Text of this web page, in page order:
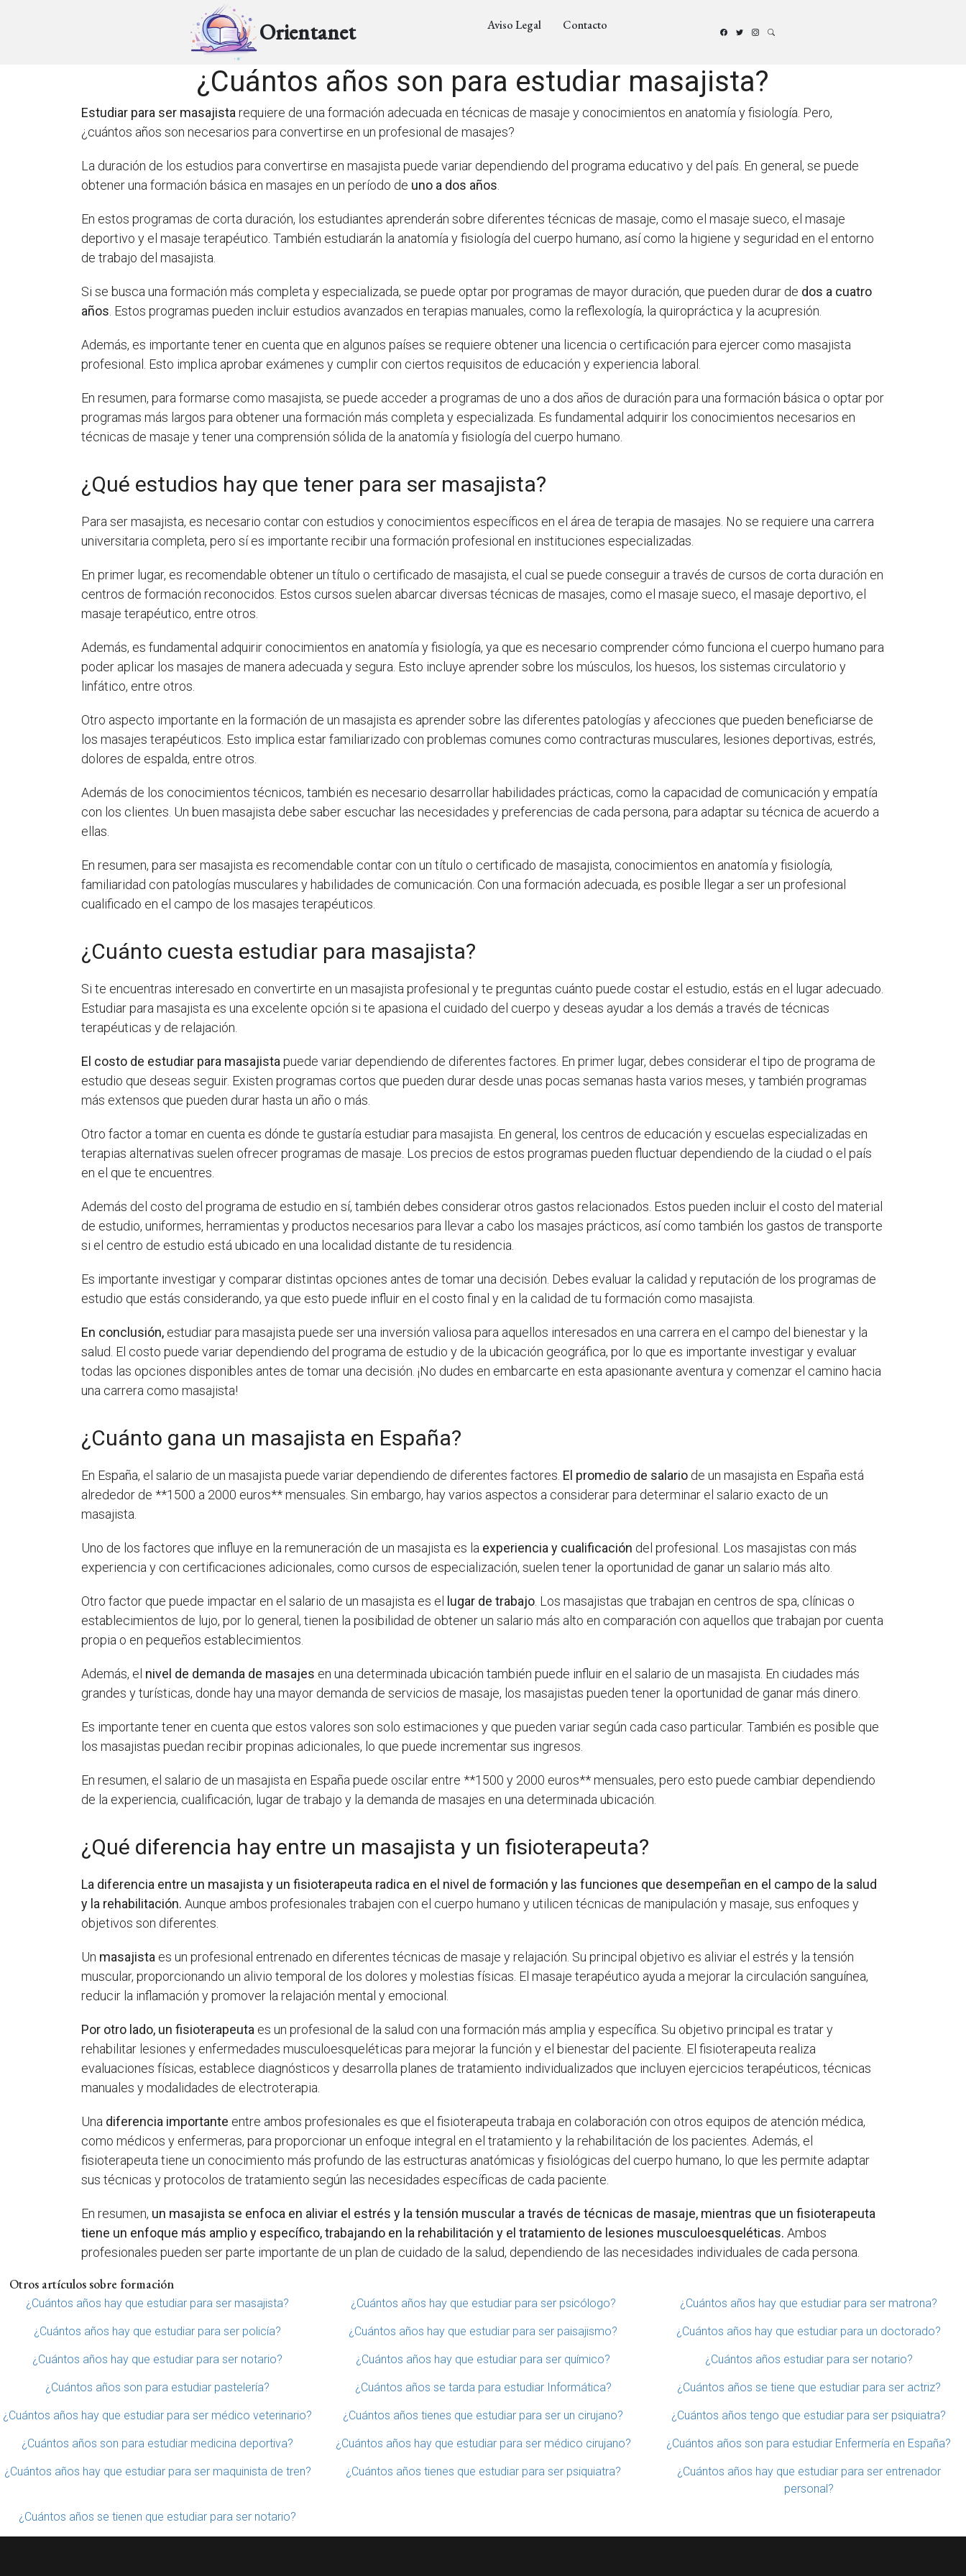
Orientanet Aviso Legal Contacto
¿Cuántos años son para estudiar masajista?
Estudiar para ser masajista requiere de una formación adecuada en técnicas de masaje y conocimientos en anatomía y fisiología. Pero,
¿cuántos años son necesarios para convertirse en un profesional de masajes?
La duración de los estudios para convertirse en masajista puede variar dependiendo del programa educativo y del país. En general, se puede
obtener una formación básica en masajes en un período de uno a dos años
En estos programas de corta duración, los estudiantes aprenderán sobre diferentes técnicas de masaje, como el masaje sueco, el masaje
deportivo y el masaje terapéutico. También estudiarán la anatomía y fisiología del cuerpo humano, así como la higiene y seguridad en el entorno
de trabajo del masajista.
Si se busca una formación más completa y especializada, se puede optar por programas de mayor duración, que pueden durar de dos a cuatro
años . Estos programas pueden incluir estudios avanzados en terapias manuales, como la reflexología, la quiropráctica y la acupresión.
Además, es importante tener en cuenta que en algunos países se requiere obtener una licencia o certificación para ejercer como masajista
profesional. Esto implica aprobar exámenes y cumplir con ciertos requisitos de educación y experiencia laboral.
En resumen, para formarse como masajista, se puede acceder a programas de uno a dos años de duración para una formación básica o optar por
programas más largos para obtener una formación más completa y especializada. Es fundamental adquirir los conocimientos necesarios en
técnicas de masaje y tener una comprensión sólida de la anatomía y fisiología del cuerpo humano.
¿Qué estudios hay que tener para ser masajista?
Para ser masajista, es necesario contar con estudios y conocimientos específicos en el área de terapia de masajes. No se requiere una carrera
universitaria completa, pero sí es importante recibir una formación profesional en instituciones especializadas.
En primer lugar, es recomendable obtener un título o certificado de masajista, el cual se puede conseguir a través de cursos de corta duración en
centros de formación reconocidos. Estos cursos suelen abarcar diversas técnicas de masajes, como el masaje sueco, el masaje deportivo, el
masaje terapéutico, entre otros.
Además, es fundamental adquirir conocimientos en anatomía y fisiología, ya que es necesario comprender cómo funciona el cuerpo humano para
poder aplicar los masajes de manera adecuada y segura. Esto incluye aprender sobre los músculos, los huesos, los sistemas circulatorio y
linfático, entre otros.
Otro aspecto importante en la formación de un masajista es aprender sobre las diferentes patologías y afecciones que pueden beneficiarse de
los masajes terapéuticos. Esto implica estar familiarizado con problemas comunes como contracturas musculares, lesiones deportivas, estrés,
dolores de espalda, entre otros.
Además de los conocimientos técnicos, también es necesario desarrollar habilidades prácticas, como la capacidad de comunicación y empatía
con los clientes. Un buen masajista debe saber escuchar las necesidades y preferencias de cada persona, para adaptar su técnica de acuerdo a
ellas.
En resumen, para ser masajista es recomendable contar con un título o certificado de masajista, conocimientos en anatomía y fisiología,
familiaridad con patologías musculares y habilidades de comunicación. Con una formación adecuada, es posible llegar a ser un profesional
cualificado en el campo de los masajes terapéuticos.
¿Cuánto cuesta estudiar para masajista?
Si te encuentras interesado en convertirte en un masajista profesional y te preguntas cuánto puede costar el estudio, estás en el lugar adecuado.
Estudiar para masajista es una excelente opción si te apasiona el cuidado del cuerpo y deseas ayudar a los demás a través de técnicas
terapéuticas y de relajación.
El costo de estudiar para masajista puede variar dependiendo de diferentes factores. En primer lugar, debes considerar el tipo de programa de
estudio que deseas seguir. Existen programas cortos que pueden durar desde unas pocas semanas hasta varios meses, y también programas
más extensos que pueden durar hasta un año o más.
Otro factor a tomar en cuenta es dónde te gustaría estudiar para masajista. En general, los centros de educación y escuelas especializadas en
terapias alternativas suelen ofrecer programas de masaje. Los precios de estos programas pueden fluctuar dependiendo de la ciudad o el país
en el que te encuentres.
Además del costo del programa de estudio en sí, también debes considerar otros gastos relacionados. Estos pueden incluir el costo del material
de estudio, uniformes, herramientas y productos necesarios para llevar a cabo los masajes prácticos, así como también los gastos de transporte
si el centro de estudio está ubicado en una localidad distante de tu residencia.
Es importante investigar y comparar distintas opciones antes de tomar una decisión. Debes evaluar la calidad y reputación de los programas de
estudio que estás considerando, ya que esto puede influir en el costo final y en la calidad de tu formación como masajista.
En conclusión, estudiar para masajista puede ser una inversión valiosa para aquellos interesados en una carrera en el campo del bienestar y la
salud. El costo puede variar dependiendo del programa de estudio y de la ubicación geográfica, por lo que es importante investigar y evaluar
todas las opciones disponibles antes de tomar una decisión. ¡No dudes en embarcarte en esta apasionante aventura y comenzar el camino hacia
una carrera como masajista!
¿Cuánto gana un masajista en España?
En España, el salario de un masajista puede variar dependiendo de diferentes factores. El promedio de salario de un masajista en España está
alrededor de **1500 a 2000 euros** mensuales. Sin embargo, hay varios aspectos a considerar para determinar el salario exacto de un
masajista.
Uno de los factores que influye en la remuneración de un masajista es la experiencia y cualificación del profesional. Los masajistas con más
experiencia y con certificaciones adicionales, como cursos de especialización, suelen tener la oportunidad de ganar un salario más alto.
Otro factor que puede impactar en el salario de un masajista es el lugar de trabajo . Los masajistas que trabajan en centros de spa, clínicas o
establecimientos de lujo, por lo general, tienen la posibilidad de obtener un salario más alto en comparación con aquellos que trabajan por cuenta
propia o en pequeños establecimientos.
Además, el nivel de demanda de masajes en una determinada ubicación también puede influir en el salario de un masajista. En ciudades más
grandes y turísticas, donde hay una mayor demanda de servicios de masaje, los masajistas pueden tener la oportunidad de ganar más dinero.
Es importante tener en cuenta que estos valores son solo estimaciones y que pueden variar según cada caso particular. También es posible que
los masajistas puedan recibir propinas adicionales, lo que puede incrementar sus ingresos.
En resumen, el salario de un masajista en España puede oscilar entre **1500 y 2000 euros** mensuales, pero esto puede cambiar dependiendo
de la experiencia, cualificación, lugar de trabajo y la demanda de masajes en una determinada ubicación.
¿Qué diferencia hay entre un masajista y un fisioterapeuta?
La diferencia entre un masajista y un fisioterapeuta radica en el nivel de formación y las funciones que desempeñan en el campo de la salud
y la rehabilitación. Aunque ambos profesionales trabajen con el cuerpo humano y utilicen técnicas de manipulación y masaje, sus enfoques y
objetivos son diferentes.
Un masajista es un profesional entrenado en diferentes técnicas de masaje y relajación. Su principal objetivo es aliviar el estrés y la tensión
muscular, proporcionando un alivio temporal de los dolores y molestias físicas. El masaje terapéutico ayuda a mejorar la circulación sanguínea,
reducir la inflamación y promover la relajación mental y emocional.
Por otro lado, un fisioterapeuta es un profesional de la salud con una formación más amplia y específica. Su objetivo principal es tratar y
rehabilitar lesiones y enfermedades musculoesqueléticas para mejorar la función y el bienestar del paciente. El fisioterapeuta realiza
evaluaciones físicas, establece diagnósticos y desarrolla planes de tratamiento individualizados que incluyen ejercicios terapéuticos, técnicas
manuales y modalidades de electroterapia.
Una diferencia importante entre ambos profesionales es que el fisioterapeuta trabaja en colaboración con otros equipos de atención médica,
como médicos y enfermeras, para proporcionar un enfoque integral en el tratamiento y la rehabilitación de los pacientes. Además, el
fisioterapeuta tiene un conocimiento más profundo de las estructuras anatómicas y fisiológicas del cuerpo humano, lo que les permite adaptar
sus técnicas y protocolos de tratamiento según las necesidades específicas de cada paciente.
En resumen, un masajista se enfoca en aliviar el estrés y la tensión muscular a través de técnicas de masaje, mientras que un fisioterapeuta
tiene un enfoque más amplio y específico, trabajando en la rehabilitación y el tratamiento de lesiones musculoesqueléticas. Ambos
profesionales pueden ser parte importante de un plan de cuidado de la salud, dependiendo de las necesidades individuales de cada persona.
Otros artículos sobre formación
¿Cuántos años hay que estudiar para ser masajista? ¿Cuántos años hay que estudiar para ser psicólogo? ¿Cuántos años hay que estudiar para ser matrona?
¿Cuántos años hay que estudiar para ser policía? ¿Cuántos años hay que estudiar para ser paisajismo? ¿Cuántos años hay que estudiar para un doctorado?
¿Cuántos años hay que estudiar para ser notario? ¿Cuántos años hay que estudiar para ser químico? ¿Cuántos años estudiar para ser notario?
¿Cuántos años son para estudiar pastelería? ¿Cuántos años se tarda para estudiar Informática? ¿Cuántos años se tiene que estudiar para ser actriz?
¿Cuántos años hay que estudiar para ser médico veterinario? ¿Cuántos años tienes que estudiar para ser un cirujano? ¿Cuántos años tengo que estudiar para ser psiquiatra?
¿Cuántos años son para estudiar medicina deportiva? ¿Cuántos años hay que estudiar para ser médico cirujano? ¿Cuántos años son para estudiar Enfermería en España?
¿Cuántos años hay que estudiar para ser maquinista de tren? ¿Cuántos años tienes que estudiar para ser psiquiatra?
¿Cuántos años hay que estudiar para ser entrenador
personal?
¿Cuántos años se tienen que estudiar para ser notario?